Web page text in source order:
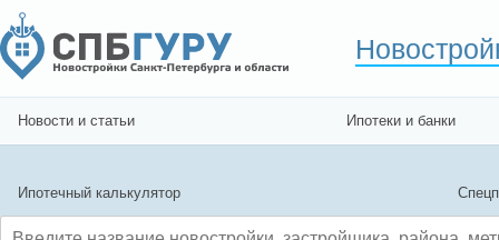
Новости и статьи Ипотеки и банки
Ипотечный калькулятор